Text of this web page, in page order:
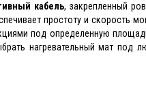
кабель, закрепленный
простоту и скорость
под определенную
нагревательный мат под